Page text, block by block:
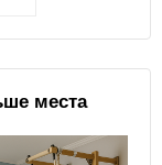
места